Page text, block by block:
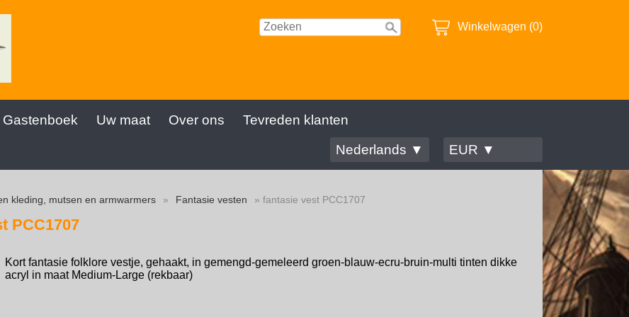
Winkelwagen (0)
Gastenboek Uw maat Over ons
Tevreden klanten
Nederlands ▼
EUR ▼
kleding, mutsen en armwarmers » Fantasie vesten » fantasie vest PCC1707
PCC1707
Kort fantasie folklore vestje, gehaakt, in gemengd-gemeleerd groen-blauw-ecru-bruin-multi tinten dikke
acryl in maat Medium-Large (rekbaar)